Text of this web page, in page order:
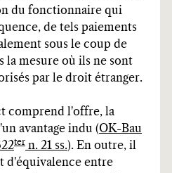
du fonctionnaire qui
de tels paiements
sous le coup de
la mesure où ils ne sont
par le droit étranger.
comprend l'offre, la
avantage indu (OK-Bau
ter n. 21 ss.). En outre, il
d'équivalence entre